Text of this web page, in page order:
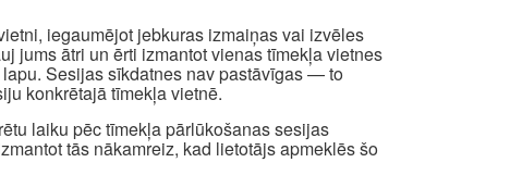
iegaumējot jebkuras izmaiņas vai izvēles
jums ātri un ērti izmantot vienas tīmekļa vietnes
Sesijas sīkdatnes nav pastāvīgas — to
konkrētajā tīmekļa vietnē.
laiku pēc tīmekļa pārlūkošanas sesijas
tās nākamreiz, kad lietotājs apmeklēs šo